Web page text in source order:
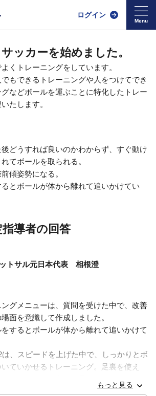
ログイン
ッカーを始めました。
くトレーニングをしています。
もできるトレーニングや人をつけてでき
などボールを運ぶことに特化したトレー
たします。
後どうすれば良いのかわからず、すぐ動け
てボールを取られる。
傾姿勢になる。
るとボールが体から離れて追いかけてい
導者の回答
トサル元日本代表 相根澄
もっと見る
グメニューは、質問を受けた中で、改善
面を意識して作成しました。
をするとボールが体から離れて追いかけて
は、スピードを上げた中で、しっかりとボ
ていかせるトレーニング。足裏を使え
ード調整が可能になり、場合によってはス